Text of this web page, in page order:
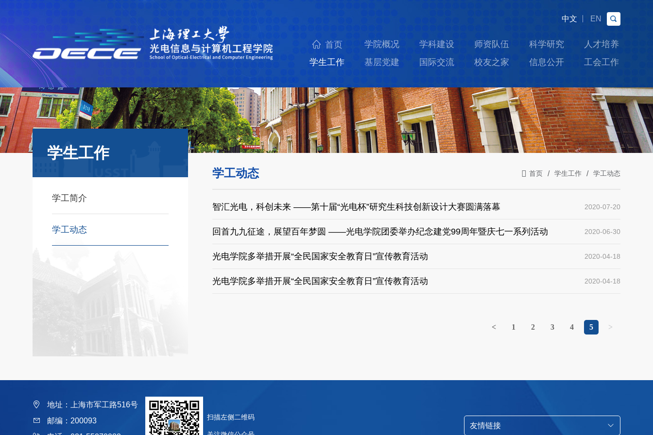
中文 EN
首页 学院概况 学科建设 师资队伍 科学研究
人才培养
学生工作
基层党建 国际交流 校友之家 信息公开 工会工作
学生工作
学工简介
学工动态
学工动态 首页 学生工作 学工动态
智汇光电，科创未来 ——第十届“光电杯”研究生科技创新设计大赛圆满落幕 2020-07-20
回首九九征途，展望百年梦圆 ——光电学院团委举办纪念建党99周年暨庆七一系列活动 2020-06-30
光电学院多举措开展“全民国家安全教育日”宣传教育活动 2020-04-18
光电学院多举措开展“全民国家安全教育日”宣传教育活动 2020-04-18
< 1 2 3 4 5 >
地址：上海市军工路516号
邮编：200093
扫描左侧二维码
友情链接